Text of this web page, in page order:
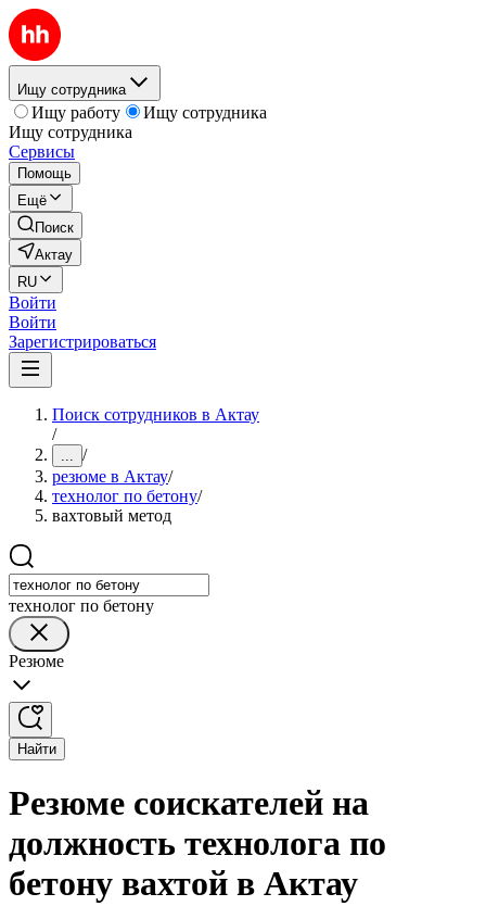
Ищу сотрудника
Ищу работу
Ищу сотрудника
Ищу сотрудника
Сервисы
Помощь
Ещё
Поиск
Актау
RU
Войти
Войти
Зарегистрироваться
Поиск сотрудников в Актау
/
... /
резюме в Актау/
технолог по бетону/
вахтовый метод
технолог по бетону
Резюме
Найти
Резюме соискателей на
должность технолога по
бетону вахтой в Актау